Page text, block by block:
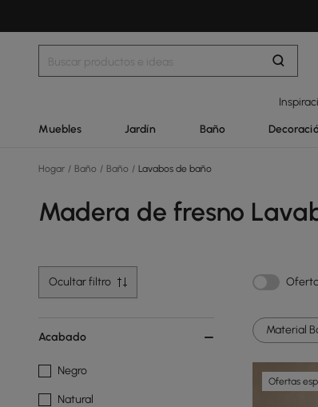
Muebles Jardín Baño
Hogar / Baño / Baño / Lavabos de baño
Madera de fresno
Ocultar filtro
Acabado
Negro
Natural
Material
Ofertas